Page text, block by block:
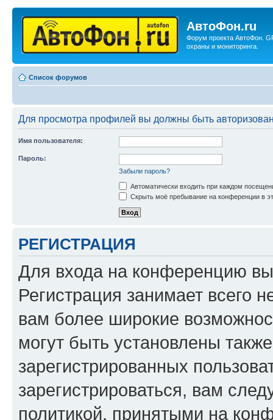
АвтоФон.ru
Форум проекта АвтоФон.
охраны и мониторинга.
Список форумов
Для просмотра профилей вы должны быть
Имя пользователя:
Пароль:
Забыли пароль?
Автоматически входить при каждом
Скрыть моё пребывание на конференции в
РЕГИСТРАЦИЯ
Для входа на конференцию
Регистрация занимает всего
вам более широкие
могут быть установлены
зарегистрированных
зарегистрироваться, вам
политикой, принятыми на